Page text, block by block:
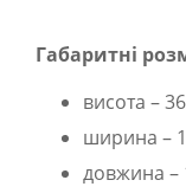
Габаритні
висота –
ширина –
довжина –